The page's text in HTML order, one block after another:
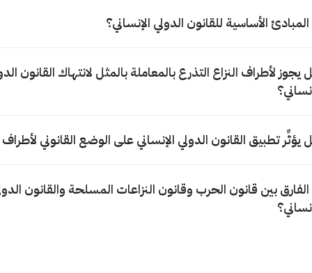
الأساسية للقانون الدولي الإنساني؟
يجوز لأطراف النزاع التذرع بالمعاملة بالمثل لانتهاك القانون
يؤثِّر تطبيق القانون الدولي الإنساني على الوضع القانوني لأطراف
الفارق بين قانون الحرب وقانون النزاعات المسلحة والقانون